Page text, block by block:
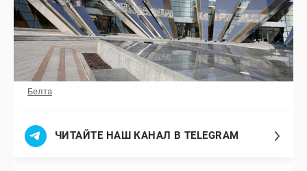
Белта
ЧИТАЙТЕ НАШ КАНАЛ В TELEGRAM